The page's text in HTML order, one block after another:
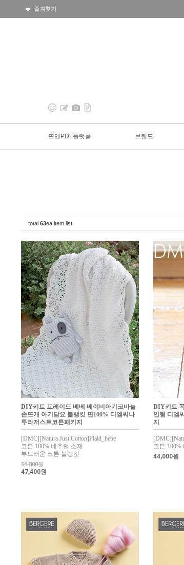
즐겨찾기
뜨앤PDF플랫폼 브랜드
total 63ea item list
DIY키트 프레이드 베베 베이비아기코바늘
손뜨개 아기담요 블랭킷 면100% 디엠씨나
투라저스트코튼패키지
[DMC][Natura Just Cotton]Plaid_bebe
코튼 100% 네추럴 소재
부드러운 코튼 블랭킷
58,800원
47,400원
DIY키트
인형 디엠
지
코튼 100%
44,000원